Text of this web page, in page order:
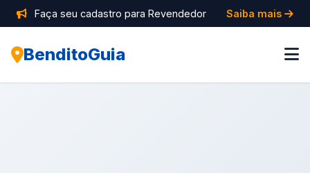
Faça seu cadastro para Revendedor Saiba mais
BenditoGuia